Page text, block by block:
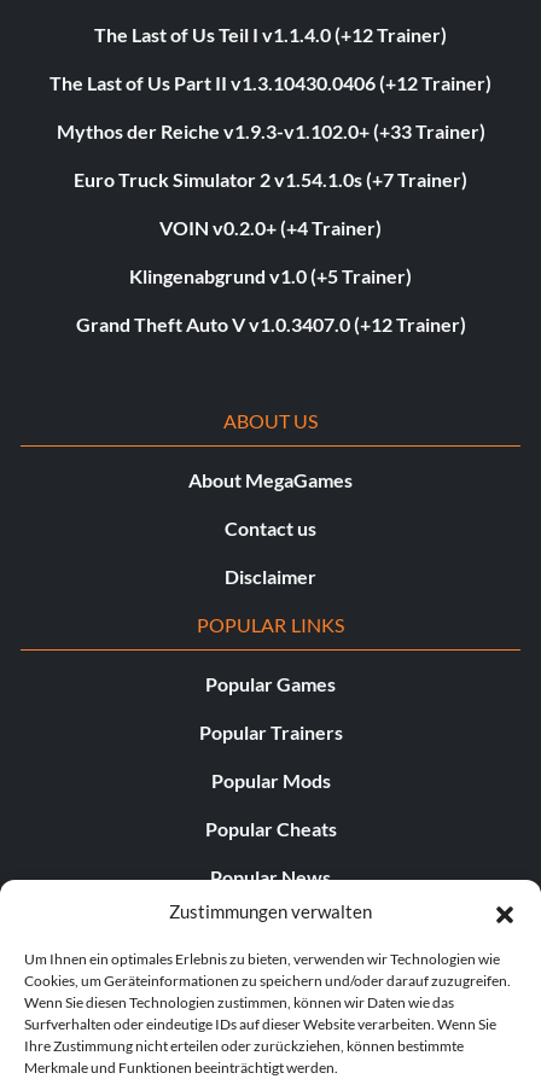
Zustimmungen verwalten
Um Ihnen ein optimales Erlebnis zu bieten, verwenden wir Technologien wie
Cookies, um Geräteinformationen zu speichern und/oder darauf zuzugreifen.
Wenn Sie diesen Technologien zustimmen, können wir Daten wie das
Surfverhalten oder eindeutige IDs auf dieser Website verarbeiten. Wenn Sie
Ihre Zustimmung nicht erteilen oder zurückziehen, können bestimmte
Merkmale und Funktionen beeinträchtigt werden.
The Last of Us Teil I v1.1.4.0 (+12 Trainer)
The Last of Us Part II v1.3.10430.0406 (+12 Trainer)
Mythos der Reiche v1.9.3-v1.102.0+ (+33 Trainer)
Euro Truck Simulator 2 v1.54.1.0s (+7 Trainer)
VOIN v0.2.0+ (+4 Trainer)
Klingenabgrund v1.0 (+5 Trainer)
Grand Theft Auto V v1.0.3407.0 (+12 Trainer)
ABOUT US
About MegaGames
Contact us
Disclaimer
POPULAR LINKS
Popular Games
Popular Trainers
Popular Mods
Popular Cheats
Popular News
Popular Editorials
Popular Free Games
LATEST UPDATES